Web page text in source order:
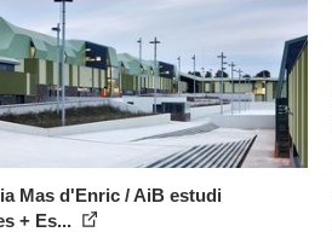
Mas d'Enric / AiB estudi
+ Es...